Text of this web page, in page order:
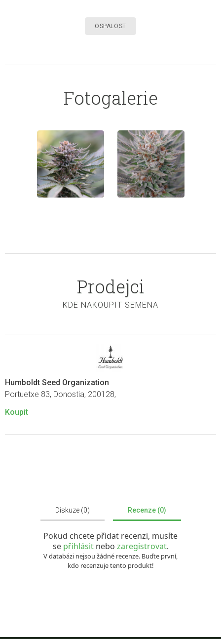
OSPALOST
Fotogalerie
Prodejci
KDE NAKOUPIT SEMENA
Humboldt Seed Organization
Portuetxe 83, Donostia, 200128,
Koupit
Diskuze (0) Recenze (0)
Pokud chcete přidat recenzi, musíte
se přihlásit nebo zaregistrovat.
V databázi nejsou žádné recenze. Buďte první,
kdo recenzuje tento produkt!